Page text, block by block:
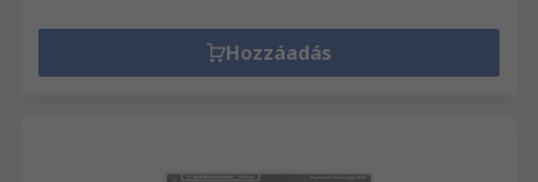
Hozzáadás